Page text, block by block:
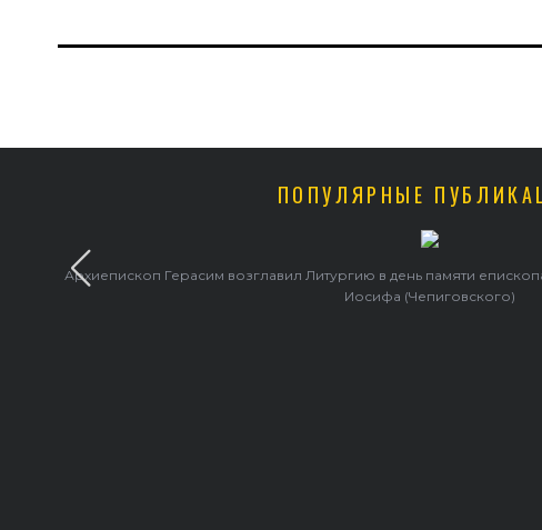
ПОПУЛЯРНЫЕ
Архиепископ Герасим возглавил Литургию в день памяти
Иосифа (Чепиговского)